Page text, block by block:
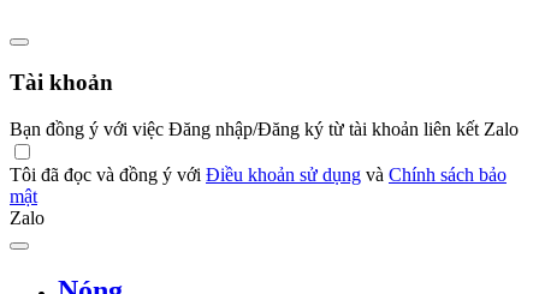
Tài khoản
Bạn đồng ý với việc Đăng nhập/Đăng ký từ tài khoản liên kết Zalo
Tôi đã đọc và đồng ý với Điều khoản sử dụng và Chính sách bảo
mật
Zalo